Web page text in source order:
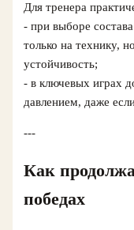
Для тренера
- при выборе
только на технику,
устойчивость;
- в ключевых играх
давлением, даже
---
Как
победах